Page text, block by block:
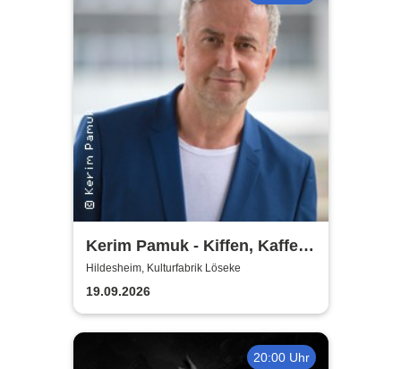
Kerim Pamuk - Kiffen, Kaffee
& Kajal
Hildesheim, Kulturfabrik Löseke
19.09.2026
20:00 Uhr